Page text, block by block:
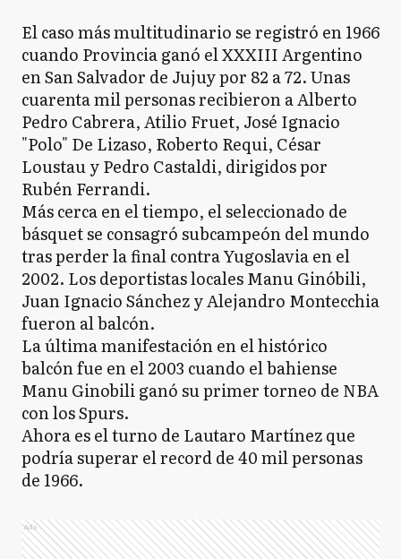
El caso más multitudinario se registró en 1966
cuando Provincia ganó el XXXIII Argentino
en San Salvador de Jujuy por 82 a 72. Unas
cuarenta mil personas recibieron a Alberto
Pedro Cabrera, Atilio Fruet, José Ignacio
"Polo" De Lizaso, Roberto Requi, César
Loustau y Pedro Castaldi, dirigidos por
Rubén Ferrandi.
Más cerca en el tiempo, el seleccionado de
básquet se consagró subcampeón del mundo
tras perder la final contra Yugoslavia en el
2002. Los deportistas locales Manu Ginóbili,
Juan Ignacio Sánchez y Alejandro Montecchia
fueron al balcón.
La última manifestación en el histórico
balcón fue en el 2003 cuando el bahiense
Manu Ginobili ganó su primer torneo de NBA
con los Spurs.
Ahora es el turno de Lautaro Martínez que
podría superar el record de 40 mil personas
de 1966.
Ads